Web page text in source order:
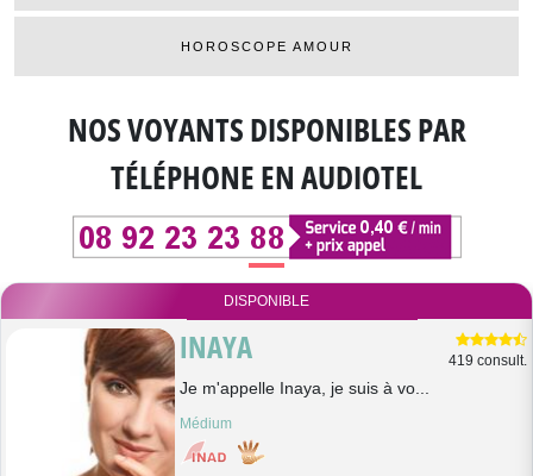
HOROSCOPE AMOUR
NOS VOYANTS DISPONIBLESPAR
TÉLÉPHONE EN AUDIOTEL
DISPONIBLE
INAYA 419 consult.
Je m'appelle Inaya, je suis à vo...
Médium